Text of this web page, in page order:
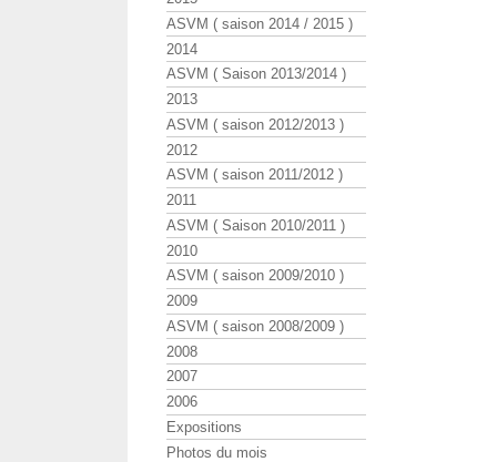
ASVM ( saison 2014 / 2015 )
2014
ASVM ( Saison 2013/2014 )
2013
ASVM ( saison 2012/2013 )
2012
ASVM ( saison 2011/2012 )
2011
ASVM ( Saison 2010/2011 )
2010
ASVM ( saison 2009/2010 )
2009
ASVM ( saison 2008/2009 )
2008
2007
2006
Expositions
Photos du mois